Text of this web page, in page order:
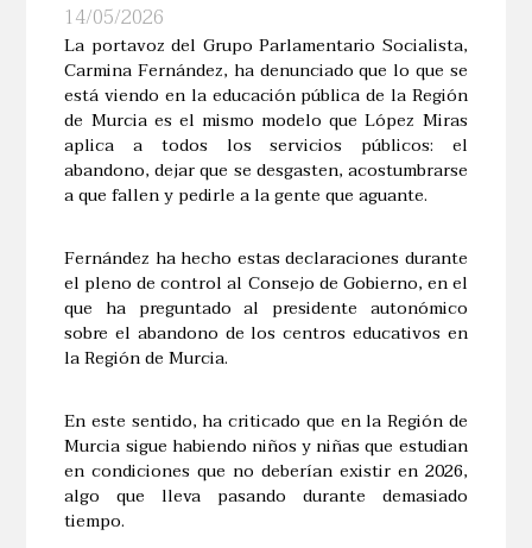
14/05/2026
La portavoz del Grupo Parlamentario Socialista,
Carmina Fernández, ha denunciado que lo que se
está viendo en la educación pública de la Región
de Murcia es el mismo modelo que López Miras
aplica a todos los servicios públicos: el
abandono, dejar que se desgasten, acostumbrarse
a que fallen y pedirle a la gente que aguante.
Fernández ha hecho estas declaraciones durante
el pleno de control al Consejo de Gobierno, en el
que ha preguntado al presidente autonómico
sobre el abandono de los centros educativos en
la Región de Murcia.
En este sentido, ha criticado que en la Región de
Murcia sigue habiendo niños y niñas que estudian
en condiciones que no deberían existir en 2026,
algo que lleva pasando durante demasiado
tiempo.